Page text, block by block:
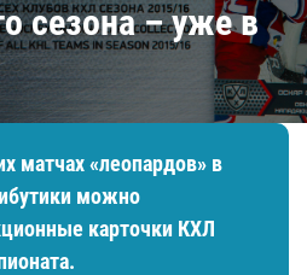
сезона – уже в
матчах «леопардов» в
можно
карточки КХЛ